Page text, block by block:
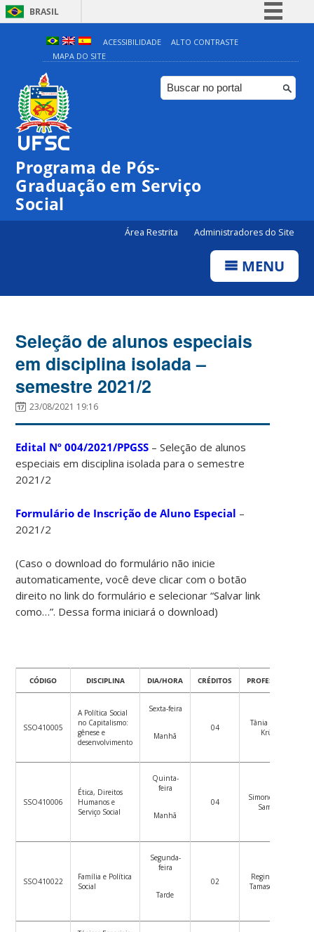
BRASIL
Simplifique!
Comunica BR
Participe
ACESSIBILIDADE
ALTO CONTRASTE
MAPA DO SITE
Programa de Pós-
Graduação em Serviço
Social
Área Restrita Administradores do Site
MENU
Seleção de alunos especiais
em disciplina isolada –
semestre 2021/2
23/08/2021 19:16
Edital Nº 004/2021/PPGSS – Seleção de alunos
especiais em disciplina isolada para o semestre
2021/2
Formulário de Inscrição de Aluno Especial –
2021/2
(Caso o download do formulário não inicie
automaticamente, você deve clicar com o botão
direito no link do formulário e selecionar “Salvar link
como…”. Dessa forma iniciará o download)
CÓDIGO DISCIPLINA DIA/HORA CRÉDITOS PROFESSOR/A
SSO410005
A Política Social
no Capitalismo:
gênese e
desenvolvimento
Sexta-feira
Manhã
04
Tânia Regina
Krüger
SSO410006
Ética, Direitos
Humanos e
Serviço Social
Quinta-
feira
Manhã
04
Simone Sobral
Sampaio
SSO410022
Família e Política
Social
Segunda-
feira
Tarde
02
Regina Celia
Tamaso Mioto